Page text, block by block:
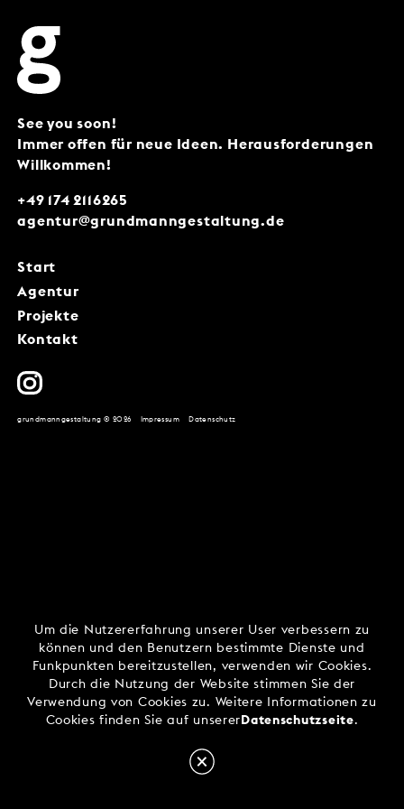
Start
Agentur
Projekte
Kontakt
+49 174 2116265
agentur@grundmanngestaltung.de
See you soon!
Immer offen für neue Ideen. Herausforderungen
Willkommen!
grundmanngestaltung © 2026 Impressum Datenschutz
Um die Nutzererfahrung unserer User verbessern zu
können und den Benutzern bestimmte Dienste und
Funkpunkten bereitzustellen, verwenden wir Cookies.
Durch die Nutzung der Website stimmen Sie der
Verwendung von Cookies zu. Weitere Informationen zu
Cookies finden Sie auf unsererDatenschutzseite.